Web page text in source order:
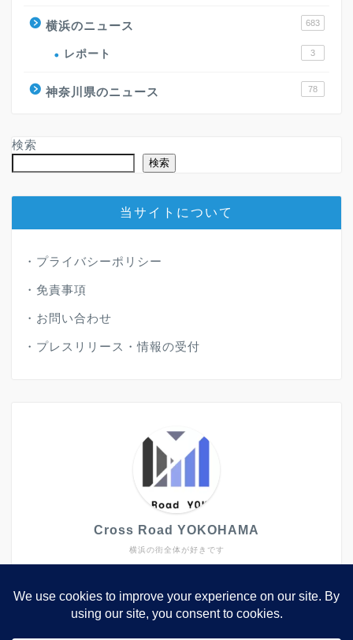
横浜のニュース 683
レポート 3
神奈川県のニュース 78
検索
検索
当サイトについて
・ プライバシーポリシー
・ 免責事項
・ お問い合わせ
・ プレスリリース・情報の受付
横浜の街全体が好きです
Cross Road YOKOHAMA
なトピックスも発信していきたいと思ってします。
2006年から2022年まで、西区や中区で生活していまし
た。2023年に転職で関西へ。横浜は元々大好きな街で